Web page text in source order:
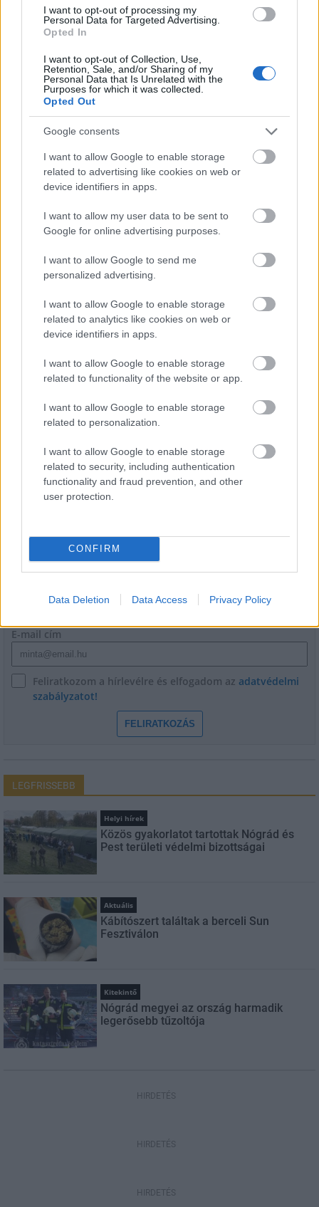
I want to opt-out of processing my
Personal Data for Targeted Advertising.
Opted In
I want to opt-out of Collection, Use,
Retention, Sale, and/or Sharing of my
Personal Data that Is Unrelated with the
Purposes for which it was collected.
Opted Out
Google consents
I want to allow Google to enable storage
related to advertising like cookies on web or
device identifiers in apps.
I want to allow my user data to be sent to
Google for online advertising purposes.
I want to allow Google to send me
personalized advertising.
I want to allow Google to enable storage
related to analytics like cookies on web or
device identifiers in apps.
I want to allow Google to enable storage
related to functionality of the website or app.
I want to allow Google to enable storage
related to personalization.
I want to allow Google to enable storage
related to security, including authentication
functionality and fraud prevention, and other
user protection.
CONFIRM
Data Deletion Data Access Privacy Policy
BKK KM Építő Kft. Főmterv Mérnöki Tervező Zrt.
Látványos építési szakasz indult be a Flórián téri
felüljárón
A tartós nyári hőség jelentős kihívás elé állítja a KM Építőt,
ennek ellenére folyamatosan halad az aszfaltozás.
mérföldköve a felülvizsgálat
árnyékában?
Elkészült a Liszt Ferenc repülőtér
közműhálózatának fejlesztése
Látlelet a hazai víziközművekről?
Egyetlen, fél évszázados vezetéken
múlt Bicske vízellátása
Mohács a csata ötszázadik
évfordulójára
E-mail cím
Feliratkozom a hírlevélre és elfogadom az adatvédelmi
szabályzatot!
FELIRATKOZÁS
LEGFRISSEBB
Helyi hírek
Közös gyakorlatot tartottak Nógrád és
Pest területi védelmi bizottságai
Aktuális
Kábítószert találtak a berceli Sun
Fesztiválon
Kitekintő
Nógrád megyei az ország harmadik
legerősebb tűzoltója
HIRDETÉS
HIRDETÉS
HIRDETÉS